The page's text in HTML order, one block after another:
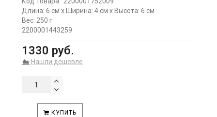
Длина: 6 см x Ширина: 4 см x Высота: 6 см
Вес: 250 г
2200001443259
1330 руб.
Нашли дешевле
КУПИТЬ